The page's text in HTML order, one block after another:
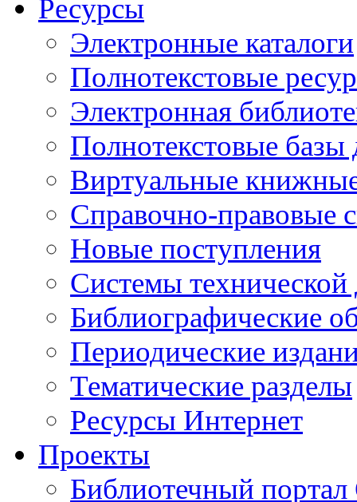
Ресурсы
Электронные каталоги
Полнотекстовые
Электронная
Полнотекстовые
Виртуальные
Справочно-правовые
Новые поступления
Cистемы
Библиографические
Периодические
Тематические разделы
Ресурсы Интернет
Проекты
Библиотечный портал